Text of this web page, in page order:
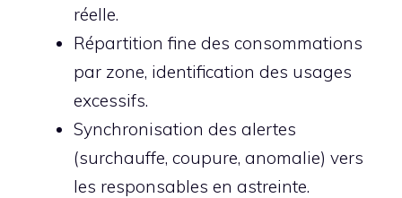
réelle.
Répartition fine des consommations
par zone, identification des usages
excessifs.
Synchronisation des alertes
(surchauffe, coupure, anomalie) vers
les responsables en astreinte.